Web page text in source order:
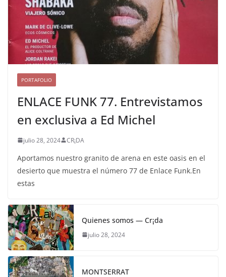
PORTAFOLIO
ENLACE FUNK 77. Entrevistamos
en exclusiva a Ed Michel
julio 28, 2024 CR¡DA
Aportamos nuestro granito de arena en este oasis en el
desierto que muestra el número 77 de Enlace Funk.En
estas
Quienes somos — Cr¡da
julio 28, 2024
MONTSERRAT